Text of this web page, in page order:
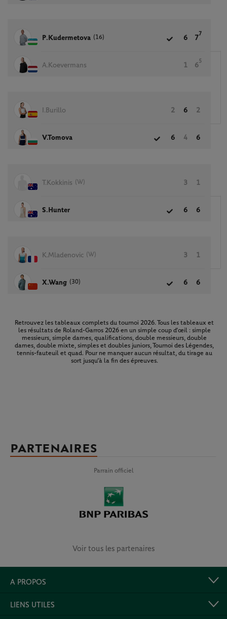
P.Kudermetova (16) 6 7
7
A.Koevermans 1 6
5
I.Burillo 2 6 2
V.Tomova 6 4 6
T.Kokkinis (W) 3 1
S.Hunter 6 6
K.Mladenovic (W) 3 1
X.Wang (30) 6 6
Retrouvez les tableaux complets du tournoi 2026. Tous les tableaux et
les résultats de Roland-Garros 2026 en un simple coup d’œil : simple
messieurs, simple dames, qualifications, double messieurs, double
dames, double mixte, simples et doubles juniors, Tournoi des Légendes,
tennis-fauteuil et quad. Pour ne manquer aucun résultat, du tirage au
sort jusqu’à la fin des épreuves.
PARTENAIRES
Parrain officiel
Voir tous les partenaires
A PROPOS
LIENS UTILES